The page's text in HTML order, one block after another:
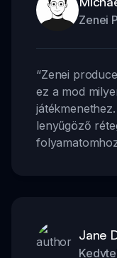
Zenei
“Zenei
ez a mod
lenyűgöző
Jane